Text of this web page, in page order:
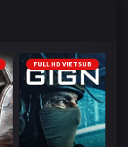
FULL HD VIETSUB